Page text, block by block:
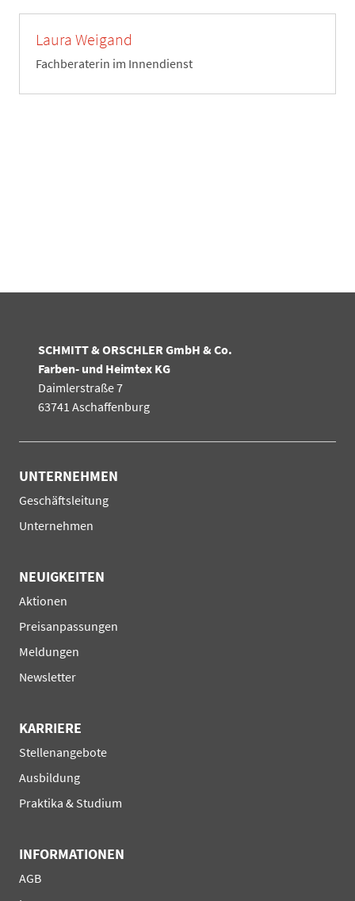
Laura Weigand
Fachberaterin im Innendienst
SCHMITT & ORSCHLER GmbH & Co.
Farben- und Heimtex KG
Daimlerstraße 7
63741 Aschaffenburg
UNTERNEHMEN
Navigation
überspringen
Geschäftsleitung
Unternehmen
NEUIGKEITEN
Navigation
überspringen
Aktionen
Preisanpassungen
Meldungen
Newsletter
KARRIERE
Navigation
überspringen
Stellenangebote
Ausbildung
Praktika & Studium
INFORMATIONEN
Navigation
überspringen
AGB